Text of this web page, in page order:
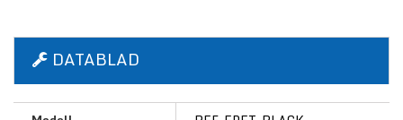
DATABLAD